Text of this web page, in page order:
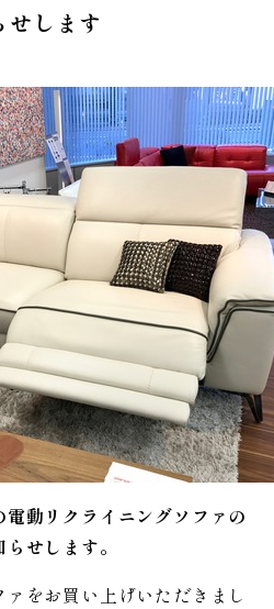
せします
動リクライニングソファの
せします。
をお買い上げいただきまし